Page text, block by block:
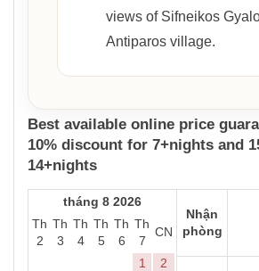
views of Sifneikos
Antiparos village.
Best available online price
10% discount for 7+nights and
14+nights
tháng 8 2026
Th
2
Th
3
Th
4
Th
5
Th
6
Th
7
CN
1
2
Nhận
phòng